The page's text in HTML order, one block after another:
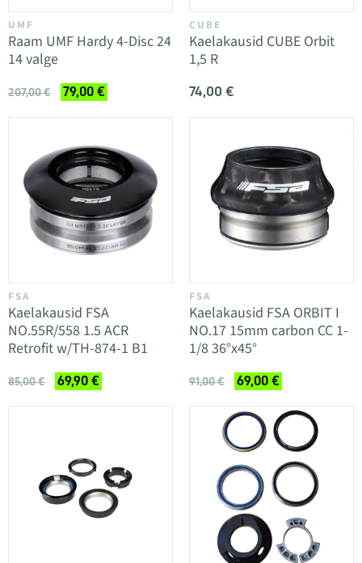
UMF
Raam UMF Hardy 4-Disc 24
14 valge
207,00 € 79,00 €
CUBE
Kaelakausid CUBE Orbit
1,5 R
74,00 €
FSA
Kaelakausid FSA
NO.55R/558 1.5 ACR
Retrofit w/TH-874-1 B1
85,00 € 69,90 €
FSA
Kaelakausid FSA ORBIT I
NO.17 15mm carbon CC 1-
1/8 36°x45°
91,00 € 69,00 €